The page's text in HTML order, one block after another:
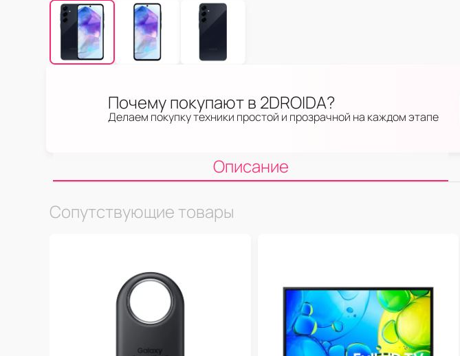
Почему покупают в 2DROIDA?
Делаем покупку техники простой и прозрачной на каждом этапе
Описание
Сопутствующие товары